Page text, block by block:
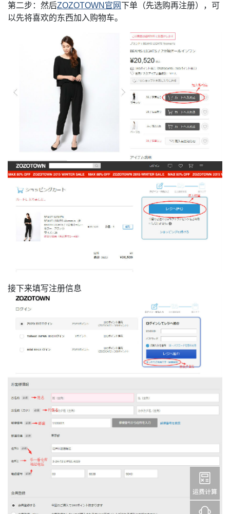
第二步：然后ZOZOTOWN官网下单 （先选购再注册）， 可
以先将喜欢的东西加入购物车。
接下来填写注册信息